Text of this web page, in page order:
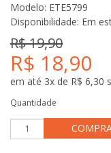
Modelo: ETE5799
Disponibilidade: Em
R$ 19,90
R$ 18,90
em até 3x de R$ 6,30
Quantidade